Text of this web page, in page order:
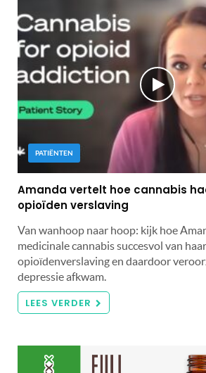
PATIËNTEN
Amanda vertelt hoe cannabis
opioïden verslaving
Van wanhoop naar hoop: kijk hoe
medicinale cannabis succesvol van haar
opioïdenverslaving en daardoor
depressie afkwam.
LEES VERDER